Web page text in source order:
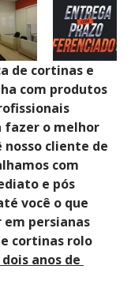
de cortinas e
com produtos
fazer o melhor
nosso cliente de
com
e pós
você o que
persianas
cortinas rolo
anos de